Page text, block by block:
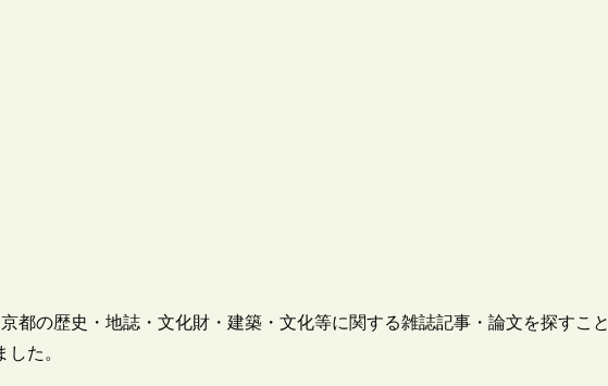
都の歴史・地誌・文化財・建築・文化等に関する雑誌記事・論文を探すこと
た。